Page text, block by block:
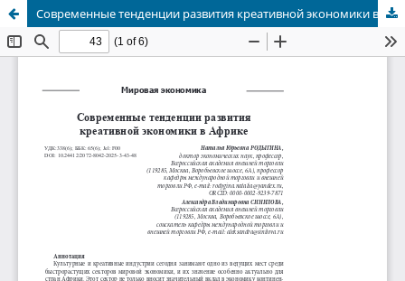
Современные тенденции развития креативной экономики в Африке